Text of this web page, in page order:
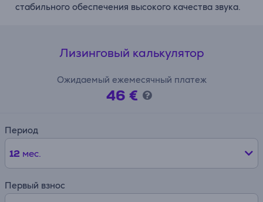
стабильного обеспечения высокого качества звука.
Лизинговый калькулятор
Ожидаемый ежемесячный платеж
46 €
Период
12 мес.
Первый взнос